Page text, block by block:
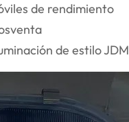
de rendimiento
de estilo JDM